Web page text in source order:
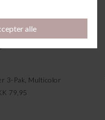
3-Pak, Multicolor
79,95